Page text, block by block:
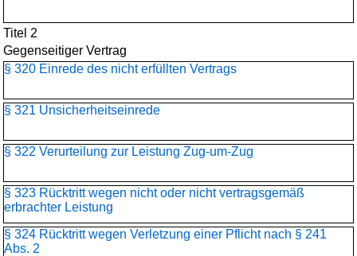
Titel 2
Gegenseitiger Vertrag
§ 320 Einrede des nicht erfüllten Vertrags
§ 321 Unsicherheitseinrede
§ 322 Verurteilung zur Leistung Zug-um-Zug
§ 323 Rücktritt wegen nicht oder nicht vertragsgemäß
erbrachter Leistung
§ 324 Rücktritt wegen Verletzung einer Pflicht nach § 241
Abs. 2